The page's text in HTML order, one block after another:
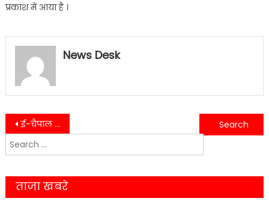
प्रकाश में आया है ।
News Desk
Post
navigation
ई-चैपाल के माध्यम से मुख्य विकास अधिकारी ने सुनी समस्याएं,ई-चैपाल में दर्ज हुई कुल 21 समस्याएं……
Haldwani-यहाँ कल से चलेगा अतिक्रमण अभियान, आदेश हुवे जारी….
Search
for:
ताजा खबरे